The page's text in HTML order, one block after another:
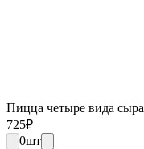
Пицца четыре вида сыра
725₽
0шт